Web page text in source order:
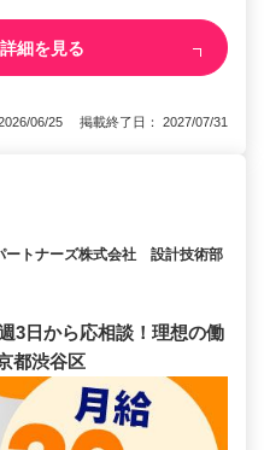
詳細を見る
06/25 掲載終了日： 2027/07/31
ートナーズ株式会社 設計技術部
3日から応相談！理想の働
都渋谷区